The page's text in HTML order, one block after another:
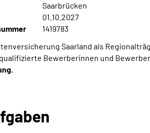
Saarbrücken
01.10.2027
1419783
Saarland als
Bewerberinnen und